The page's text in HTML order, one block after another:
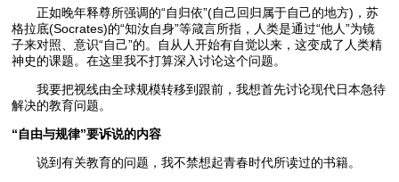
正如晚年释尊所强调的“自归依”(自己回归属于自己的地方)，苏
格拉底(Socrates)的“知汝自身”等箴言所指，人类是通过“他人”为镜
子来对照、意识“自己”的。自从人开始有自觉以来，这变成了人类精
神史的课题。在这里我不打算深入讨论这个问题。
我要把视线由全球规模转移到跟前，我想首先讨论现代日本急待
解决的教育问题。
“自由与规律”要诉说的内容
说到有关教育的问题，我不禁想起青春时代所读过的书籍。